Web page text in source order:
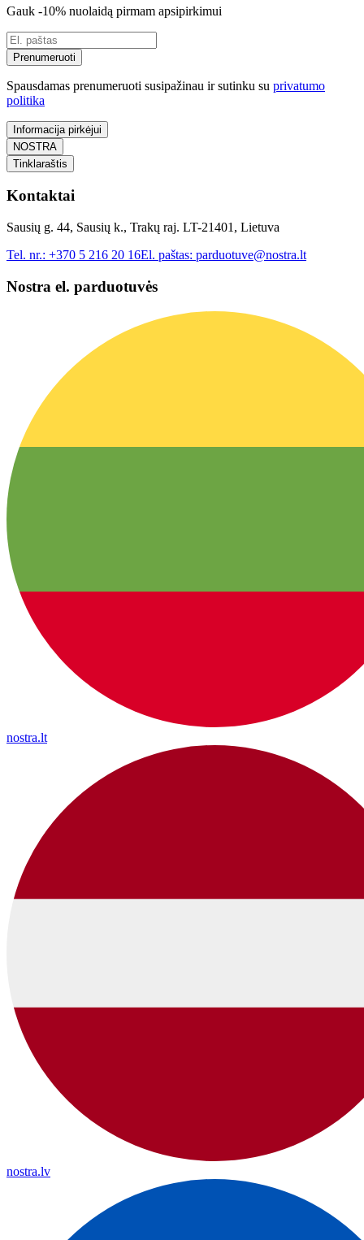
Gauk -10% nuolaidą pirmam apsipirkimui
Prenumeruoti
Spausdamas prenumeruoti susipažinau ir sutinku su privatumo
politika
Informacija pirkėjui
NOSTRA
Tinklaraštis
Kontaktai
Sausių g. 44, Sausių k., Trakų raj. LT-21401, Lietuva
Tel. nr.: +370 5 216 20 16El. paštas: parduotuve@nostra.lt
Nostra el. parduotuvės
nostra.lt
nostra.lv